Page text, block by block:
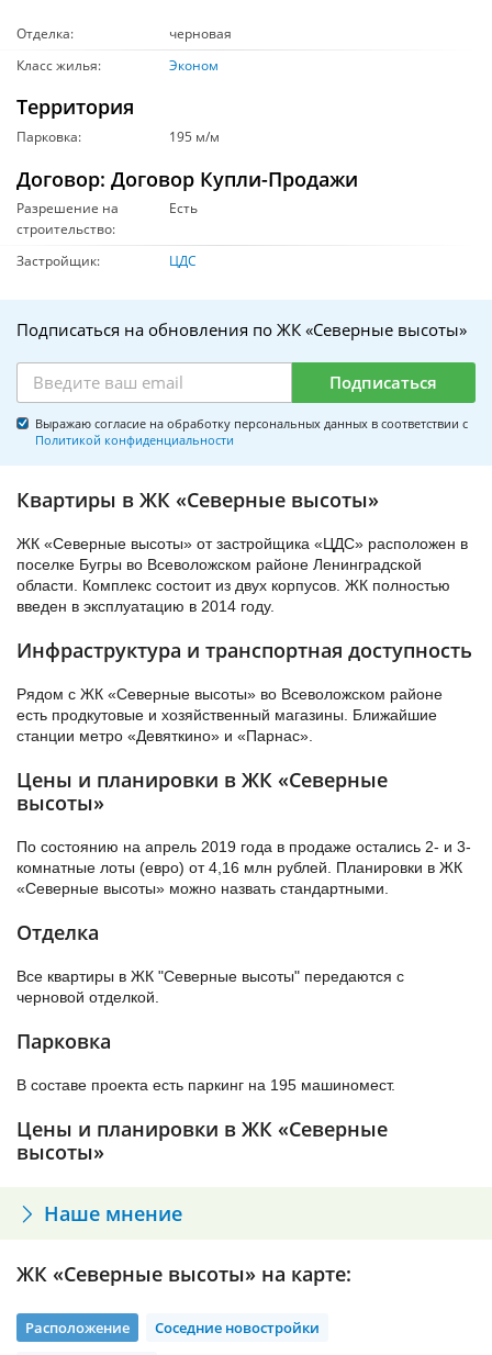
Отделка:
черновая
Класс жилья:
Эконом
Территория
Парковка: 195 м/м
Договор: Договор Купли-Продажи
Разрешение на
строительство:
Есть
Застройщик: ЦДС
Подписаться на обновления по ЖК «Северные высоты»
Подписаться
Выражаю согласие на обработку персональных данных в соответствии с
Политикой конфиденциальности
Квартиры в ЖК «Северные высоты»
ЖК «Северные высоты» от застройщика «ЦДС» расположен в
поселке Бугры во Всеволожском районе Ленинградской
области. Комплекс состоит из двух корпусов. ЖК полностью
введен в эксплуатацию в 2014 году.
Инфраструктура и транспортная доступность
Рядом с ЖК «Северные высоты» во Всеволожском районе
есть продкутовые и хозяйственный магазины. Ближайшие
станции метро «Девяткино» и «Парнас».
Цены и планировки в ЖК «Северные
высоты»
По состоянию на апрель 2019 года в продаже остались 2- и 3-
комнатные лоты (евро) от 4,16 млн рублей. Планировки в ЖК
«Северные высоты» можно назвать стандартными.
Отделка
Все квартиры в ЖК "Северные высоты" передаются с
черновой отделкой.
Парковка
В составе проекта есть паркинг на 195 машиномест.
Цены и планировки в ЖК «Северные
высоты»
Наше мнение
ЖК «Северные высоты» на карте:
Расположение
Соседние новостройки